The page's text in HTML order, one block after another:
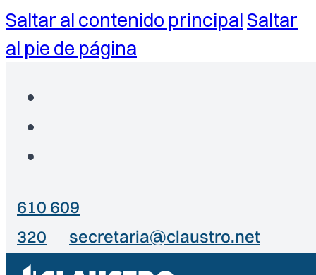
Saltar al contenido principalSaltar
al pie de página
610 609
320
secretaria@claustro.net